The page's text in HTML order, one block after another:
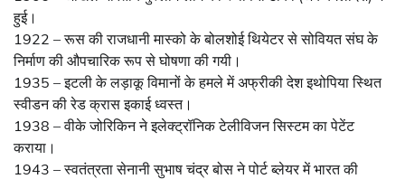
हुई।
1922 – रूस की राजधानी मास्को के बोलशोई थियेटर से सोवियत संघ के
निर्माण की औपचारिक रूप से घोषणा की गयी।
1935 – इटली के लड़ाकू विमानों के हमले में अफ्रीकी देश इथोपिया स्थित
स्वीडन की रेड क्रास इकाई ध्वस्त।
1938 – वीके जोरिकिन ने इलेक्ट्रॉनिक टेलीविजन सिस्टम का पेटेंट
कराया।
1943 – स्वतंत्रता सेनानी सुभाष चंद्र बोस ने पोर्ट ब्लेयर में भारत की